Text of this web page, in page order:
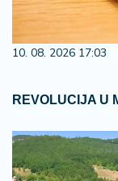
10. 08. 2026 17:03
REVOLUCIJA U